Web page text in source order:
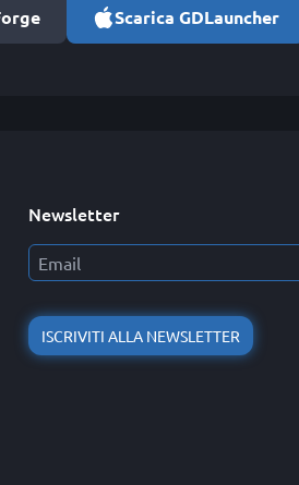
Scarica GDLauncher
Newsletter
ISCRIVITI ALLA NEWSLETTER